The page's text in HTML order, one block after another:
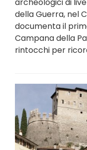
archeologici di
della Guerra, nel
documenta il
Campana della
rintocchi per